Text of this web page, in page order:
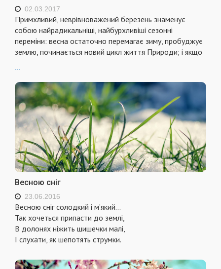
02.03.2017
Примхливий, неврівноважений березень знаменує
собою найрадикальніші, найбурхливіші сезонні
переміни: весна остаточно перемагає зиму, пробуджує
землю, починається новий цикл життя Природи; і якщо
Весною сніг
23.06.2016
Весною сніг солодкий і м’який...
Так хочеться припасти до землі,
В долонях ніжить шишечки малі,
І слухати, як шепотять струмки.